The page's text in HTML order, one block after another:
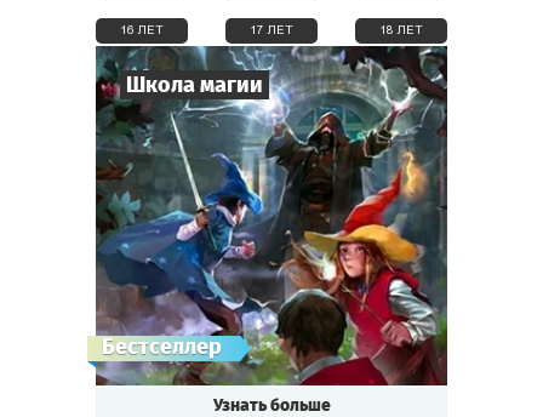
16 ЛЕТ 17 ЛЕТ 18 ЛЕТ
Школа магии
Бестселлер
Игроков 6 -19
Время игры 1-2 ч.
Тематика Фэнтези
Тип квеста Квестория
Узнать больше